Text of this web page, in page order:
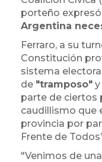
porteño
Argentina
Ferraro, a su
Constitución
sistema
de "tramposo"
parte de ciertos
caudillismo que
provincia por
Frente de
"Venimos de